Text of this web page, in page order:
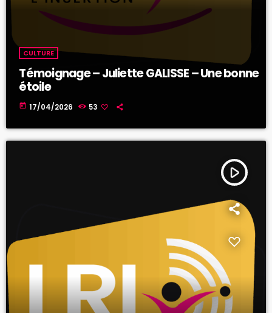
CULTURE
Témoignage – Juliette GALISSE – Une bonne
étoile
today 17/04/2026 53
play_arrow